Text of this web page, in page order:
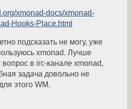
xmonad-docs/xmonad-
Hooks-Place.html
подсказать не могу, уже
xmonad. Лучше
вопрос в irc-канале xmonad,
задача довольно не
этого WM.